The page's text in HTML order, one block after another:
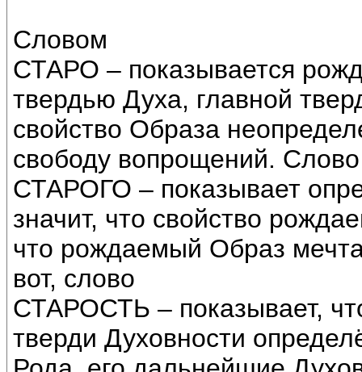
Словом
СТАРО – показывается
твердью Духа, главной
свойство Образа
свободу вопрощений. Слово
СТАРОГО – показывает
значит, что свойство
что рождаемый Образ
вот, слово
СТАРОСТЬ – показывает,
тверди Духовности